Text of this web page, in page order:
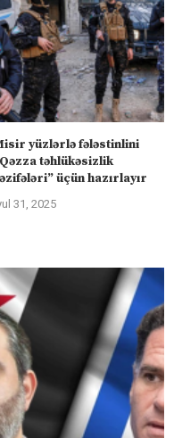
yüzlərlə fələstinlini
təhlükəsizlik
üçün hazırlayır
31, 2025